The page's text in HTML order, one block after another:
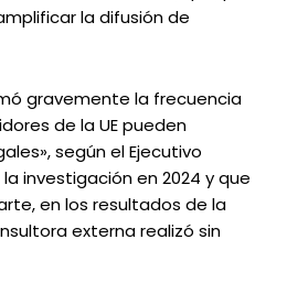
la difusión de
gravemente la frecuencia
de la UE pueden
según el Ejecutivo
investigación en 2024 y que
en los resultados de la
externa realizó sin